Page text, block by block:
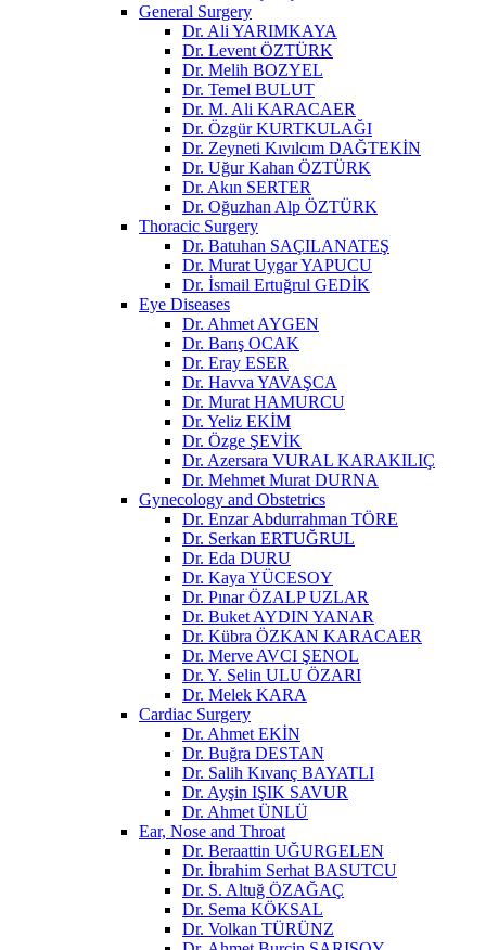
General Surgery
Dr. Ali YARIMKAYA
Dr. Levent ÖZTÜRK
Dr. Melih BOZYEL
Dr. Temel BULUT
Dr. M. Ali KARACAER
Dr. Özgür KURTKULAĞI
Dr. Zeyneti Kıvılcım DAĞTEKİN
Dr. Uğur Kahan ÖZTÜRK
Dr. Akın SERTER
Dr. Oğuzhan Alp ÖZTÜRK
Thoracic Surgery
Dr. Batuhan SAÇILANATEŞ
Dr. Murat Uygar YAPUCU
Dr. İsmail Ertuğrul GEDİK
Eye Diseases
Dr. Ahmet AYGEN
Dr. Barış OCAK
Dr. Eray ESER
Dr. Havva YAVAŞCA
Dr. Murat HAMURCU
Dr. Yeliz EKİM
Dr. Özge ŞEVİK
Dr. Azersara VURAL KARAKILIÇ
Dr. Mehmet Murat DURNA
Gynecology and Obstetrics
Dr. Enzar Abdurrahman TÖRE
Dr. Serkan ERTUĞRUL
Dr. Eda DURU
Dr. Kaya YÜCESOY
Dr. Pınar ÖZALP UZLAR
Dr. Buket AYDIN YANAR
Dr. Kübra ÖZKAN KARACAER
Dr. Merve AVCI ŞENOL
Dr. Y. Selin ULU ÖZARI
Dr. Melek KARA
Cardiac Surgery
Dr. Ahmet EKİN
Dr. Buğra DESTAN
Dr. Salih Kıvanç BAYATLI
Dr. Ayşin IŞIK SAVUR
Dr. Ahmet ÜNLÜ
Ear, Nose and Throat
Dr. Beraattin UĞURGELEN
Dr. İbrahim Serhat BASUTCU
Dr. S. Altuğ ÖZAĞAÇ
Dr. Sema KÖKSAL
Dr. Volkan TÜRÜNZ